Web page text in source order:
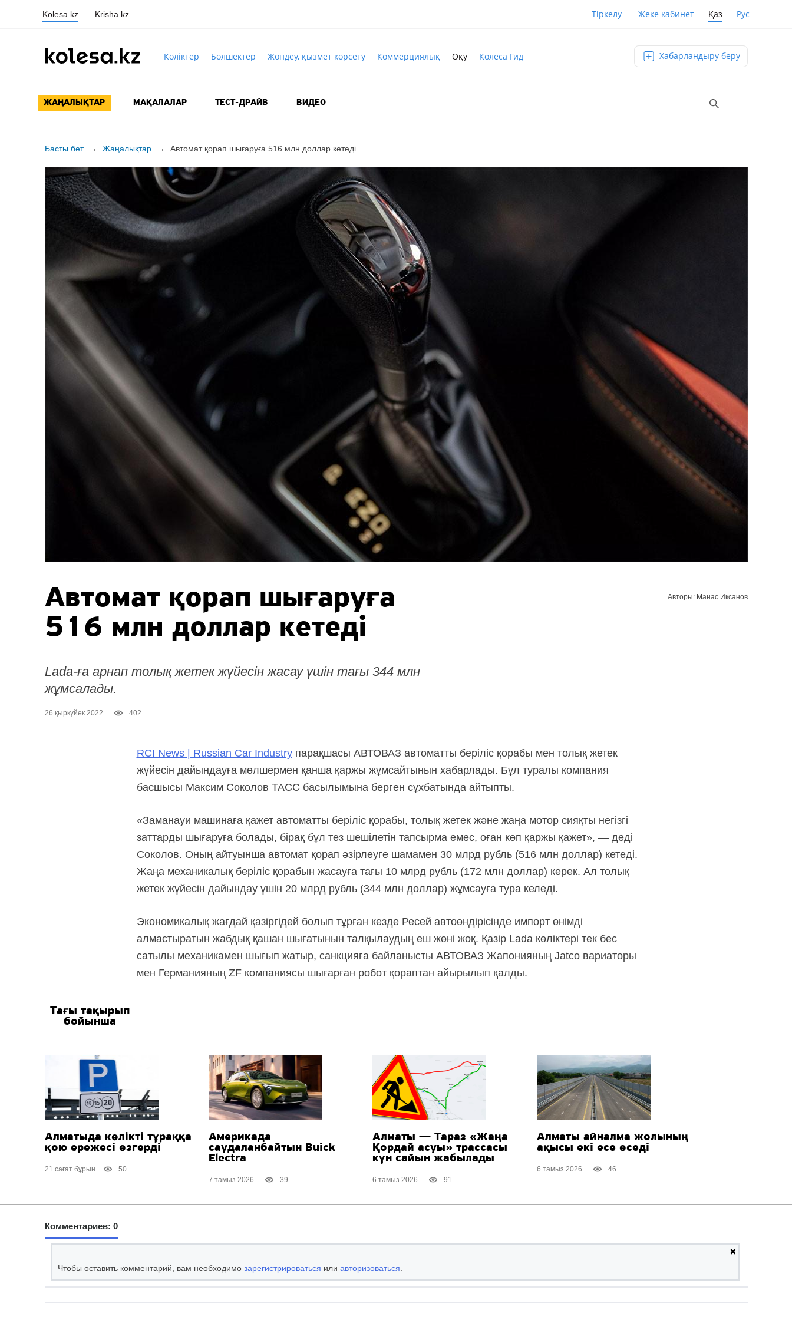
Kolesa.kz Krisha.kz Тіркелу Жеке кабинет Қаз Рус
Көліктер Бөлшектер Жөндеу, қызмет көрсету Коммерциялық Оқу Колёса Гид Хабарландыру беру
ЖАҢАЛЫҚТАР МАҚАЛАЛАР ТЕСТ-ДРАЙВ ВИДЕО
Басты бет → Жаңалықтар → Автомат қорап шығаруға 516 млн доллар кетеді
Автомат қорап шығаруға
516 млн доллар кетеді
Lada-ға арнап толық жетек жүйесін жасау үшін тағы 344 млн
жұмсалады.
26 қыркүйек 2022 402
Авторы: Манас Иксанов
RCI News | Russian Car Industryпарақшасы АВТОВАЗ автоматты беріліс қорабы мен толық жетек
жүйесін дайындауға мөлшермен қанша қаржы жұмсайтынын хабарлады. Бұл туралы компания
басшысы Максим Соколов ТАСС басылымына берген сұхбатында айтыпты.
«Заманауи машинаға қажет автоматты беріліс қорабы, толық жетек және жаңа мотор сияқты негізгі
заттарды шығаруға болады, бірақ бұл тез шешілетін тапсырма емес, оған көп қаржы қажет», — деді
Соколов. Оның айтуынша автомат қорап әзірлеуге шамамен 30 млрд рубль (516 млн доллар) кетеді.
Жаңа механикалық беріліс қорабын жасауға тағы 10 млрд рубль (172 млн доллар) керек. Ал толық
жетек жүйесін дайындау үшін 20 млрд рубль (344 млн доллар) жұмсауға тура келеді.
Экономикалық жағдай қазіргідей болып тұрған кезде Ресей автоөндірісінде импорт өнімді
алмастыратын жабдық қашан шығатынын талқылаудың еш жөні жоқ. Қазір Lada көліктері тек бес
сатылы механикамен шығып жатыр, санкцияға байланысты АВТОВАЗ Жапонияның Jatco вариаторы
мен Германияның ZF компаниясы шығарған робот қораптан айырылып қалды.
Тағы тақырып
бойынша
Алматыда көлікті тұраққа
қою ережесі өзгерді
21 сағат бұрын 50
Америкада
саудаланбайтын Buick
Electra
7 тамыз 2026 39
Алматы — Тараз «Жаңа
Қордай асуы» трассасы
күн сайын жабылады
6 тамыз 2026 91
Алматы айналма жолының
ақысы екі есе өседі
6 тамыз 2026 46
Комментариев: 0
✖
Чтобы оставить комментарий, вам необходимо зарегистрироваться или авторизоваться.